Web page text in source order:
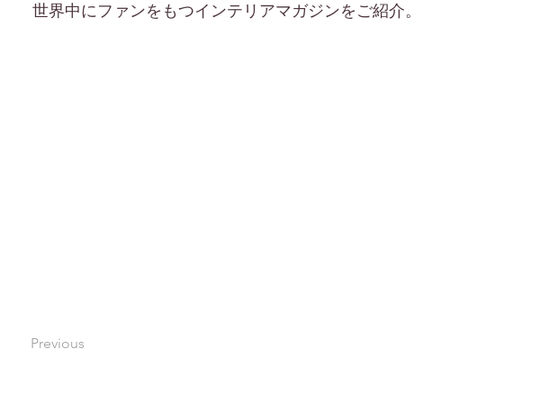
世界中にファンをもつインテリアマガジンをご紹介。
Previous